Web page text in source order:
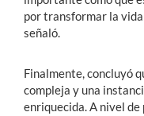
por transformar la vida
señaló.
Finalmente, concluyó
compleja y una
enriquecida. A nivel